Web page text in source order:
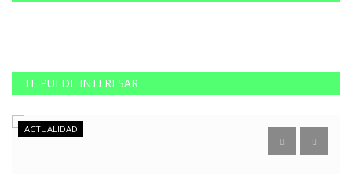
TE PUEDE INTERESAR
ACTUALIDAD